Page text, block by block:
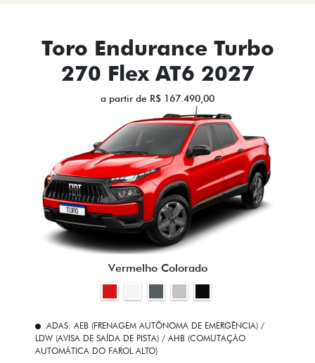
Toro Endurance Turbo
270 Flex AT6 2027
a partir de R$ 167.490,00
Vermelho Colorado
ADAS: AEB (FRENAGEM AUTÔNOMA DE EMERGÊNCIA) /
LDW (AVISA DE SAÍDA DE PISTA) / AHB (COMUTAÇÃO
AUTOMÁTICA DO FAROL ALTO)